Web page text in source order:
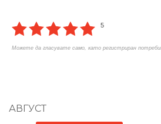
5
Можете да гласувате само, като регистриран
АВГУСТ